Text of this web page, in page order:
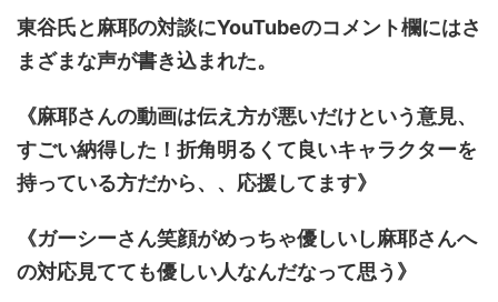
東谷氏と麻耶の対談にYouTubeのコメント欄にはさ
まざまな声が書き込まれた。
《麻耶さんの動画は伝え方が悪いだけという意見、
すごい納得した！折角明るくて良いキャラクターを
持っている方だから、、応援してます》
《ガーシーさん笑顔がめっちゃ優しいし麻耶さんへ
の対応見てても優しい人なんだなって思う》